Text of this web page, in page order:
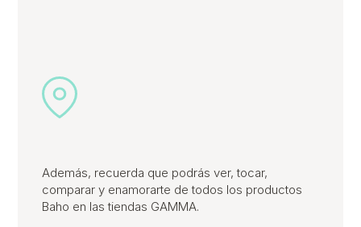
Además, recuerda que podrás ver, tocar,
comparar y enamorarte de todos los productos
Baho en las tiendas GAMMA.